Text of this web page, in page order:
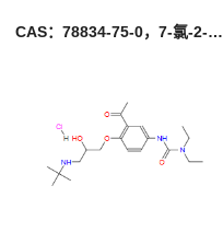
CAS：78834-75-0，7-氯-2-氧代庚酸乙酯